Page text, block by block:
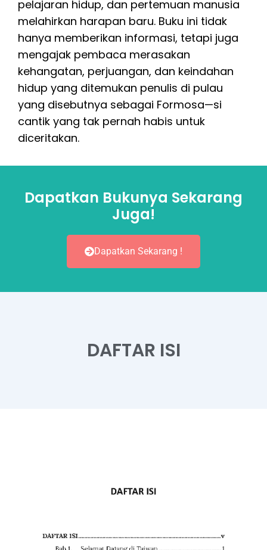
pelajaran hidup, dan pertemuan manusia
melahirkan harapan baru. Buku ini tidak
hanya memberikan informasi, tetapi juga
mengajak pembaca merasakan
kehangatan, perjuangan, dan keindahan
hidup yang ditemukan penulis di pulau
yang disebutnya sebagai Formosa—si
cantik yang tak pernah habis untuk
diceritakan.
Dapatkan Bukunya Sekarang
Juga!
Dapatkan Sekarang !
DAFTAR ISI